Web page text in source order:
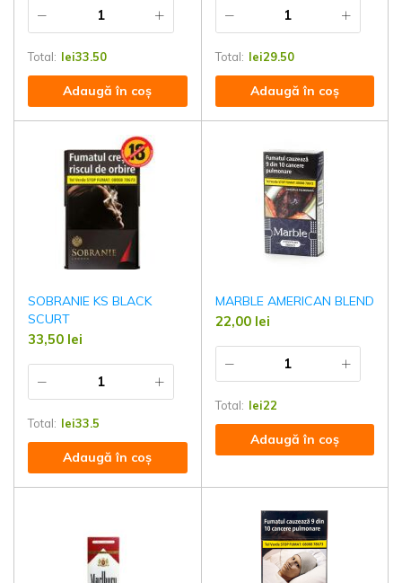
Total: lei33.50
Adaugă în coș
Total: lei29.50
Adaugă în coș
SOBRANIE KS BLACK
SCURT
33,50 lei
Total: lei33.5
Adaugă în coș
MARBLE AMERICAN BLEND
22,00 lei
Total: lei22
Adaugă în coș